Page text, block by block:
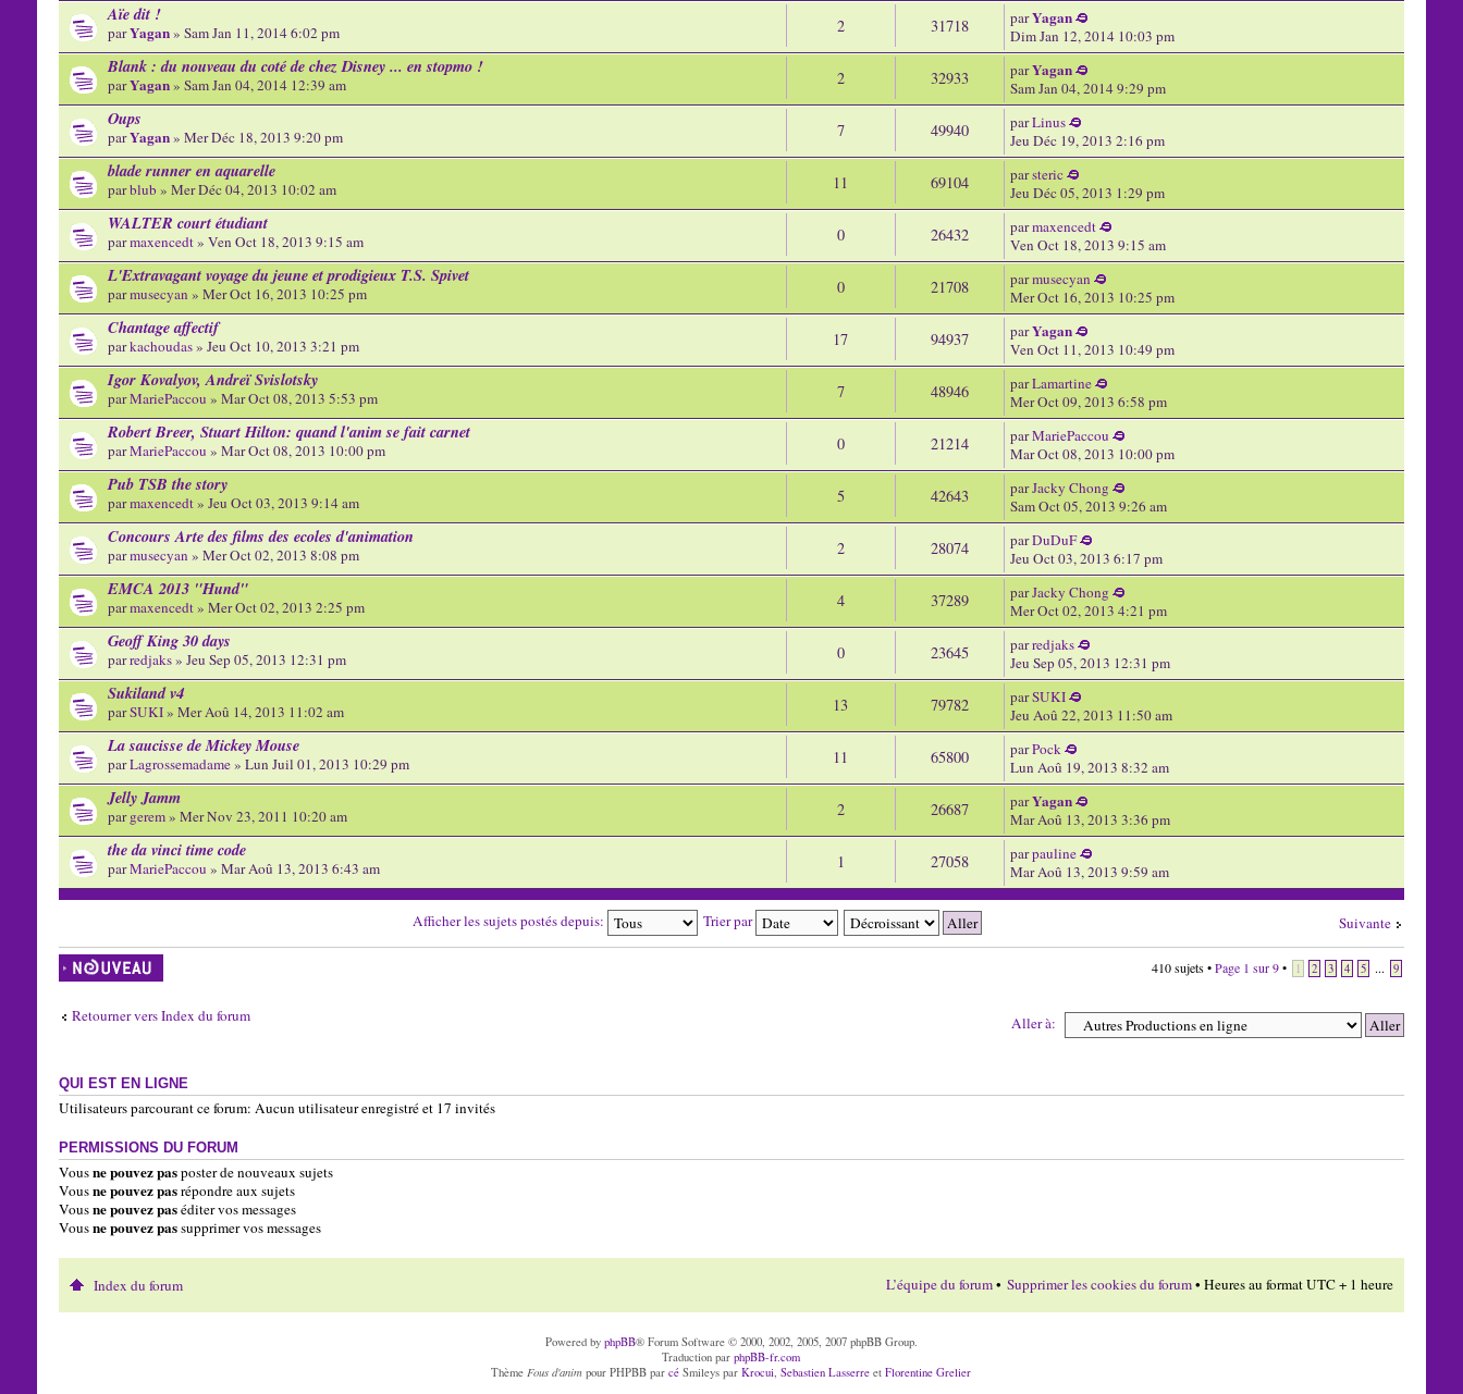
Aïe dit !
parYagan» Sam Jan 11, 2014 6:02 pm 2 31718 parYagan
Dim Jan 12, 2014 10:03 pm
Blank : du nouveau du coté de chez Disney ... en stopmo !
parYagan» Sam Jan 04, 2014 12:39 am 2 32933 parYagan
Sam Jan 04, 2014 9:29 pm
Oups
parYagan» Mer Déc 18, 2013 9:20 pm 7 49940 parLinus
Jeu Déc 19, 2013 2:16 pm
blade runner en aquarelle
parblub » Mer Déc 04, 2013 10:02 am 11 69104 parsteric
Jeu Déc 05, 2013 1:29 pm
WALTER court étudiant
parmaxencedt» Ven Oct 18, 2013 9:15 am 0 26432 parmaxencedt
Ven Oct 18, 2013 9:15 am
L'Extravagant voyage du jeune et prodigieux T.S. Spivet
parmusecyan » Mer Oct 16, 2013 10:25 pm 0 21708 parmusecyan
Mer Oct 16, 2013 10:25 pm
Chantage affectif
parkachoudas» Jeu Oct 10, 2013 3:21 pm 17 94937 parYagan
Ven Oct 11, 2013 10:49 pm
Igor Kovalyov, Andreï Svislotsky
parMariePaccou » Mar Oct 08, 2013 5:53 pm 7 48946 parLamartine
Mer Oct 09, 2013 6:58 pm
Robert Breer, Stuart Hilton: quand l'anim se fait carnet
parMariePaccou » Mar Oct 08, 2013 10:00 pm 0 21214 parMariePaccou
Mar Oct 08, 2013 10:00 pm
Pub TSB the story
parmaxencedt» Jeu Oct 03, 2013 9:14 am 5 42643 parJacky Chong
Sam Oct 05, 2013 9:26 am
Concours Arte des films des ecoles d'animation
parmusecyan » Mer Oct 02, 2013 8:08 pm 2 28074 parDuDuF
Jeu Oct 03, 2013 6:17 pm
EMCA 2013 "Hund"
parmaxencedt» Mer Oct 02, 2013 2:25 pm 4 37289 parJacky Chong
Mer Oct 02, 2013 4:21 pm
Geoff King 30 days
parredjaks» Jeu Sep 05, 2013 12:31 pm 0 23645 parredjaks
Jeu Sep 05, 2013 12:31 pm
Sukiland v4
parSUKI» Mer Aoû 14, 2013 11:02 am 13 79782 parSUKI
Jeu Aoû 22, 2013 11:50 am
La saucisse de Mickey Mouse
parLagrossemadame» Lun Juil 01, 2013 10:29 pm 11 65800 parPock
Lun Aoû 19, 2013 8:32 am
Jelly Jamm
pargerem» Mer Nov 23, 2011 10:20 am 2 26687 parYagan
Mar Aoû 13, 2013 3:36 pm
the da vinci time code
parMariePaccou » Mar Aoû 13, 2013 6:43 am 1 27058 parpauline
Mar Aoû 13, 2013 9:59 am
Suivante
Afficher les sujets postés depuis: Trier par
Écrire un nouveau
sujet
410 sujets •Page 1 sur9• 1 2 3 4 5 ... 9
Retourner vers Index du forum Aller à:
QUI EST EN LIGNE
Utilisateurs parcourant ce forum: Aucun utilisateur enregistré et 17 invités
PERMISSIONS DU FORUM
Vousne pouvez pasposter de nouveaux sujets
Vousne pouvez pasrépondre aux sujets
Vousne pouvez paséditer vos messages
Vousne pouvez passupprimer vos messages
Index du forum L’équipe du forum• Supprimer les cookies du forum• Heures au format UTC + 1 heure
Powered by phpBB® Forum Software © 2000, 2002, 2005, 2007 phpBB Group.
Traduction parphpBB-fr.com
ThèmeFous d'anim pour PHPBB parcé Smileys parKrocui,Sebastien Lasserre etFlorentine Grelier